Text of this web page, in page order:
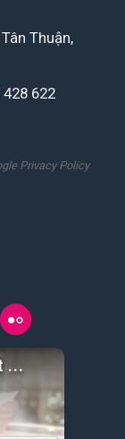
Thuận,
428 622
Privacy Policy